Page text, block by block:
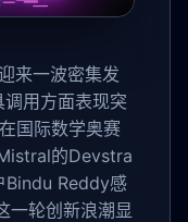
来一波密集发
用方面表现突
国际数学奥赛
的Devstra
Bindu Reddy感
一轮创新浪潮显